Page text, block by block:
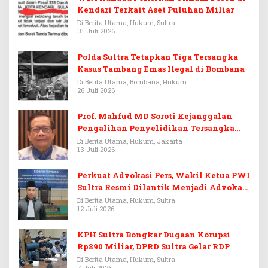
Kendari Terkait Aset Puluhan Miliar
Di Berita Utama, Hukum, Sultra
31 Juli 2026
Polda Sultra Tetapkan Tiga Tersangka
Kasus Tambang Emas Ilegal di Bombana
Di Berita Utama, Bombana, Hukum
26 Juli 2026
Prof. Mahfud MD Soroti Kejanggalan
Pengalihan Penyelidikan Tersangka
Febrie Adriansyah
Di Berita Utama, Hukum, Jakarta
13 Juli 2026
Perkuat Advokasi Pers, Wakil Ketua PWI
Sultra Resmi Dilantik Menjadi Advokat
PERADI
Di Berita Utama, Hukum, Sultra
12 Juli 2026
KPH Sultra Bongkar Dugaan Korupsi
Rp890 Miliar, DPRD Sultra Gelar RDP
Di Berita Utama, Hukum, Sultra